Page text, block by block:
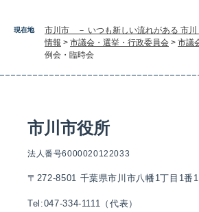
現在地 市川市 － いつも新しい流れがある 市川
情報 > 市議会・選挙・行政委員会 > 市議
例会・臨時会
市川市役所
法人番号6000020122033
〒272-8501 千葉県市川市八幡1丁目1番
Tel:047-334-1111（代表）